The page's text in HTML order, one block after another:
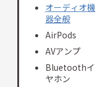
オーディオ機
器全般
AirPods
AVアンプ
Bluetoothイ
ヤホン